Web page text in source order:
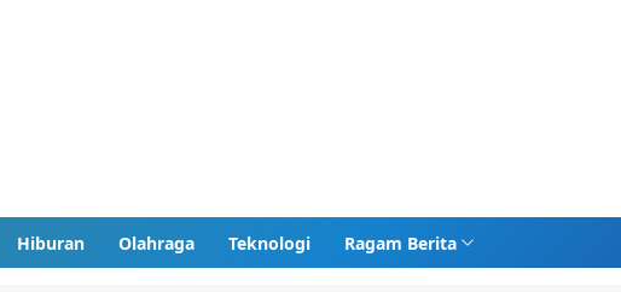
Hiburan Olahraga Teknologi Ragam Berita